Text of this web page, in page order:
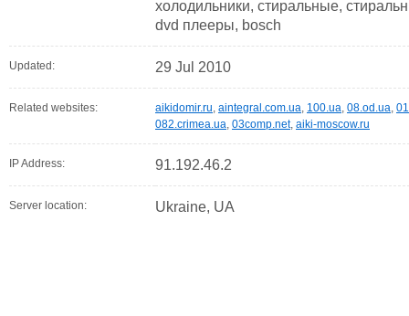
холодильники, стиральные,
dvd плееры, bosch
Updated: 29 Jul 2010
Related websites: aikidomir.ru, aintegral.com.ua, 100.ua, 08.od.ua,
082.crimea.ua, 03comp.net, aiki-moscow.ru
IP Address: 91.192.46.2
Server location: Ukraine, UA